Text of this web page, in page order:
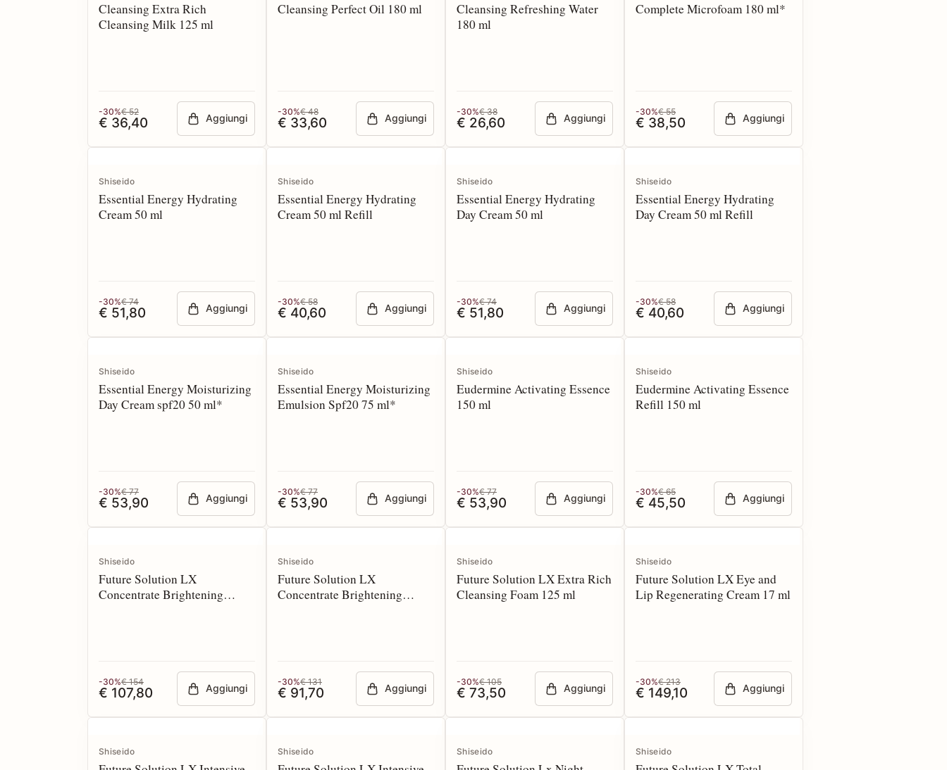
Cleansing Extra Rich
Cleansing Milk 125 ml
-30%€ 52
€ 36,40 Aggiungi
Cleansing Perfect Oil 180 ml
-30%€ 48
€ 33,60 Aggiungi
Cleansing Refreshing Water
180 ml
-30%€ 38
€ 26,60 Aggiungi
Complete Microfoam 180 ml*
-30%€ 55
€ 38,50 Aggiungi
Shiseido
Essential Energy Hydrating
Cream 50 ml
-30%€ 74
€ 51,80 Aggiungi
Shiseido
Essential Energy Hydrating
Cream 50 ml Refill
-30%€ 58
€ 40,60 Aggiungi
Shiseido
Essential Energy Hydrating
Day Cream 50 ml
-30%€ 74
€ 51,80 Aggiungi
Shiseido
Essential Energy Hydrating
Day Cream 50 ml Refill
-30%€ 58
€ 40,60 Aggiungi
Shiseido
Essential Energy Moisturizing
Day Cream spf20 50 ml*
-30%€ 77
€ 53,90 Aggiungi
Shiseido
Essential Energy Moisturizing
Emulsion Spf20 75 ml*
-30%€ 77
€ 53,90 Aggiungi
Shiseido
Eudermine Activating Essence
150 ml
-30%€ 77
€ 53,90 Aggiungi
Shiseido
Eudermine Activating Essence
Refill 150 ml
-30%€ 65
€ 45,50 Aggiungi
Shiseido
Future Solution LX
Concentrate Brightening
-30%€ 154
€ 107,80 Aggiungi
Shiseido
Future Solution LX
Concentrate Brightening
-30%€ 131
€ 91,70 Aggiungi
Shiseido
Future Solution LX Extra Rich
Cleansing Foam 125 ml
-30%€ 105
€ 73,50 Aggiungi
Shiseido
Future Solution LX Eye and
Lip Regenerating Cream 17 ml
-30%€ 213
€ 149,10 Aggiungi
Shiseido Shiseido Shiseido Shiseido